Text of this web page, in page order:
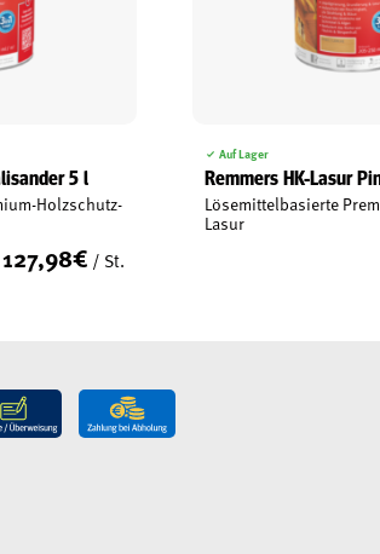
5 l
Holzschutz-
127,98€ / St.
Auf Lager
Remmers HK-Lasur
Lösemittelbasierte
Lasur